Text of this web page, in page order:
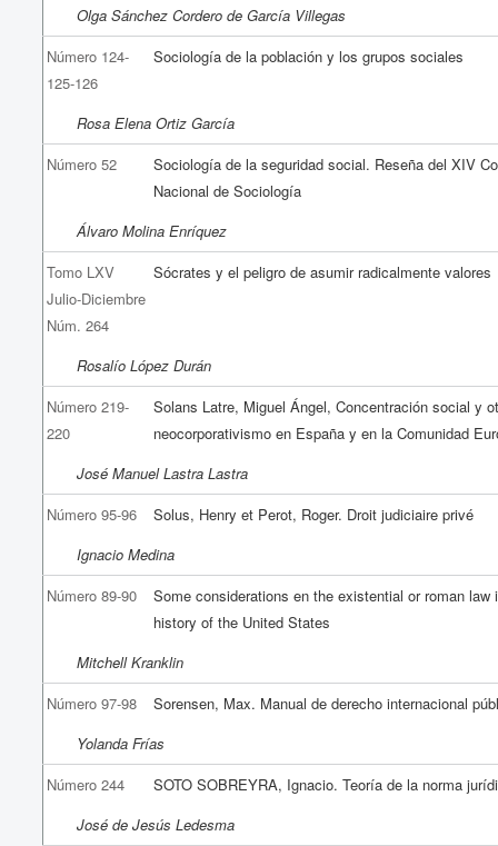
Olga Sánchez Cordero de García Villegas
Número 124-
125-126
Sociología de la población y los grupos sociales
Rosa Elena Ortiz García
Número 52
Sociología de la seguridad social. Reseña del XIV
Nacional de Sociología
Álvaro Molina Enríquez
Tomo LXV
Julio-Diciembre
Núm. 264
Sócrates y el peligro de asumir radicalmente valores
Rosalío López Durán
Número 219-
220
Solans Latre, Miguel Ángel, Concentración social y
neocorporativismo en España y en la Comunidad
José Manuel Lastra Lastra
Número 95-96
Solus, Henry et Perot, Roger. Droit judiciaire privé
Ignacio Medina
Número 89-90
Some considerations en the existential or roman law
history of the United States
Mitchell Kranklin
Número 97-98
Sorensen, Max. Manual de derecho internacional
Yolanda Frías
Número 244
SOTO SOBREYRA, Ignacio. Teoría de la norma
José de Jesús Ledesma